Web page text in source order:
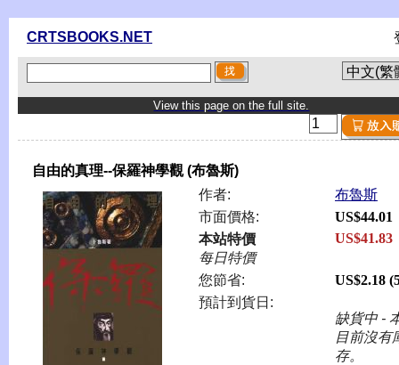
CRTSBOOKS.NET
View this page on the full site.
自由的真理--保羅神學觀 (布魯斯)
作者:
布魯斯
市面價格:
US$44.01
本站特價
每日特價
US$41.83
您節省:
US$2.18
預計到貨日:
缺貨中 -
目前沒有
存。